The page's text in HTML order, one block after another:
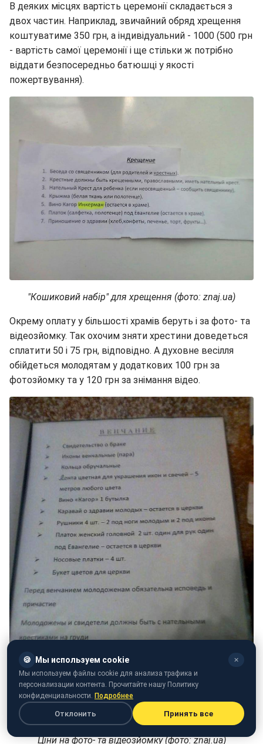
В деяких місцях вартість церемонії складається з
двох частин. Наприклад, звичайний обряд хрещення
коштуватиме 350 грн, а індивідуальний - 1000 (500 грн
- вартість самої церемонії і ще стільки ж потрібно
віддати безпосередньо батюшці у якості
пожертвування).
"Кошиковий набір" для хрещення (фото: znaj.ua)
Окрему оплату у більшості храмів беруть і за фото- та
відеозйомку. Так охочим зняти хрестини доведеться
сплатити 50 і 75 грн, відповідно. А духовне весілля
обійдеться молодятам у додаткових 100 грн за
фотозйомку та у 120 грн за знімання відео.
Ціни на фото- та відеозйомку (фото: znaj.ua)
🍪 Мы используем cookie ✕
Мы используем файлы cookie для анализа трафика и
персонализации контента. Прочитайте нашу Политику
конфиденциальности. Подробнее
Отклонить Принять все